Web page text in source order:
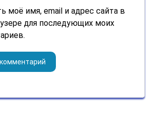
моё имя, email и адрес сайта в
для последующих моих